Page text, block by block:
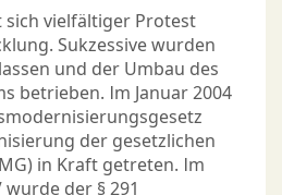
sich vielfältiger Protest
Sukzessive wurden
und der Umbau des
betrieben. Im Januar 2004
der gesetzlichen
in Kraft getreten. Im
der § 291